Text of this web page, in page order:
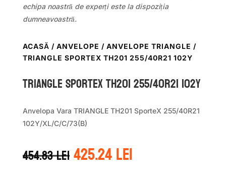
echipa noastră de experți este la dispoziția
dumneavoastră.
ACASĂ / ANVELOPE / ANVELOPE TRIANGLE /
TRIANGLE SPORTEX TH201 255/40R21 102Y
TRIANGLE SPORTEX TH201 255/40R21 102Y
Anvelopa Vara TRIANGLE TH201 SporteX 255/40R21
102Y/XL/C/C/73(B)
454.83leiPrețul
inițial
425.24leiPrețul
curent